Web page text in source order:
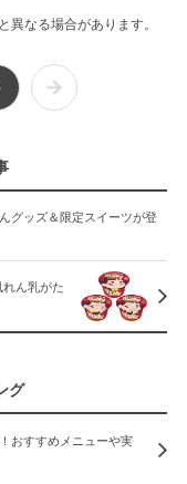
なる場合があります。
グッズ＆限定スイーツが登
ん乳がた
グ
おすすめメニューや実